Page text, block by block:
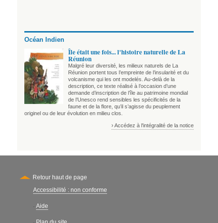
Océan Indien
Île était une fois... l'histoire naturelle de La
Réunion
Malgré leur diversité, les milieux naturels de La
Réunion portent tous l’empreinte de l’insularité et du
volcanisme qui les ont modelés. Au-delà de la
description, ce texte réalisé à l’occasion d’une
demande d’inscription de l’île au patrimoine mondial
de l’Unesco rend sensibles les spécificités de la
faune et de la flore, qu’il s’agisse du peuplement
originel ou de leur évolution en milieu clos.
› Accédez à l'intégralité de la notice
Retour haut de page
Secondary
Accessibilité : non conforme
- Aide